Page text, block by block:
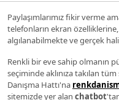
Paylaşımlarımız fikir verme
telefonların ekran özelliklerine,
algılanabilmekte ve gerçek
Renkli bir eve sahip olmanın
seçiminde aklınıza takılan
Danışma Hattı'na
sitemizde yer alan chatbot